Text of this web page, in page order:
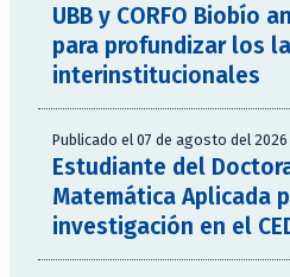
UBB y CORFO Biobío
para profundizar los
interinstitucionales
Publicado el 07 de agosto del 2026
Estudiante del
Matemática Aplicada
investigación en el